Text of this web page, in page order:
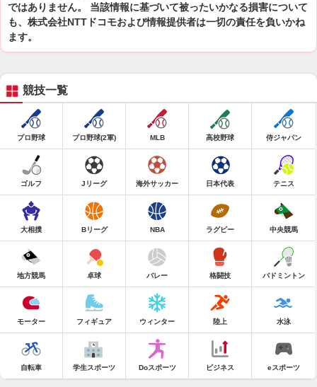
ではありません。 当該情報に基づいて被ったいかなる損害について
も、株式会社NTTドコモおよび情報提供者は一切の責任を負いかね
ます。
競技一覧
プロ野球 プロ野球(2軍) MLB 高校野球 侍ジャパン
ゴルフ Jリーグ 海外サッカー 日本代表 テニス
大相撲 Bリーグ NBA ラグビー 中央競馬
地方競馬 卓球 バレー 格闘技 バドミントン
モーター フィギュア ウィンター 陸上 水泳
自転車 学生スポーツ Doスポーツ ビジネス eスポーツ